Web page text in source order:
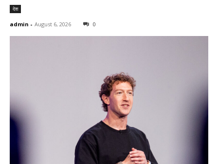
देश
admin - August 6, 2026 0